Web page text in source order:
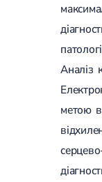
Аналіз
метою